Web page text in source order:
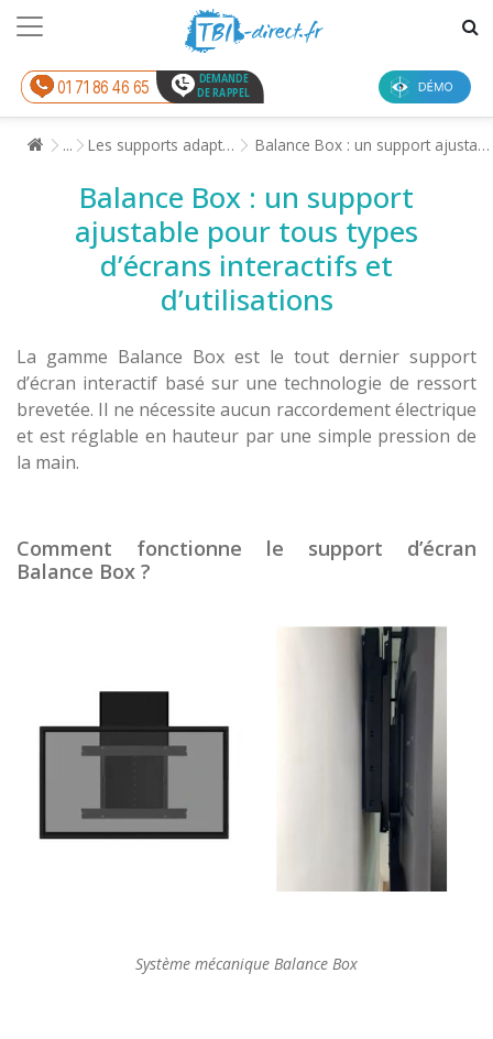
01 71 86 46 65
DEMANDE
DE RAPPEL
... Les supports adaptés aux écrans interactifs Balance Box : un support ajustable pour tous types d’écrans interactifs et d’utilisations
Balance Box : un support
ajustable pour tous types
d’écrans interactifs et
d’utilisations
La gamme Balance Box est le tout dernier support
d’écran interactif basé sur une technologie de ressort
brevetée. Il ne nécessite aucun raccordement électrique
et est réglable en hauteur par une simple pression de
la main.
Comment fonctionne le support d’écran
Balance Box ?
Système mécanique Balance Box